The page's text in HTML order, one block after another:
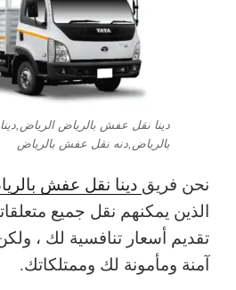
دينا نقل عفش بالرياض
بالرياض,دنه نقل عفش بالرياض
نحن فريق دينا نقل عفش
الذين يمكنهم نقل جميع
تقديم أسعار تنافسية لك ،
آمنة ومأمونة لك وممتلكاتك.